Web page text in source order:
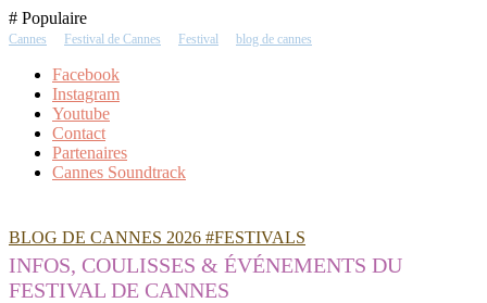
Skip
To
# Populaire
Cannes Festival de Cannes Festival blog de cannes
Facebook
Instagram
Youtube
Contact
Partenaires
Cannes Soundtrack
BLOG DE CANNES 2026 #FESTIVALS
INFOS, COULISSES & ÉVÉNEMENTS DU
FESTIVAL DE CANNES